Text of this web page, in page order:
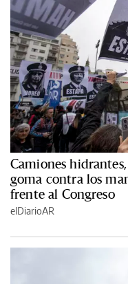
Camiones
goma contra los
frente al Congreso
elDiarioAR